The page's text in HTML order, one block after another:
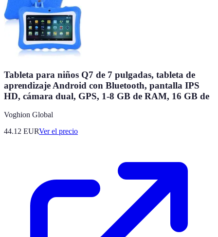
Tableta para niños Q7 de 7 pulgadas, tableta de
aprendizaje Android con Bluetooth, pantalla IPS
HD, cámara dual, GPS, 1-8 GB de RAM, 16 GB de
Voghion Global
44.12 EURVer el precio